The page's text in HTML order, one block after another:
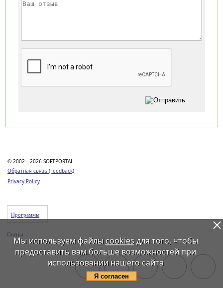
© 2002—2026 SOFTPORTAL
Обратная связь (Feedback)
Privacy Policy
Программы
Статьи
Мы используем файлы cookiesдля того, чтобы
предоставить вам больше возможностей при
использовании нашего сайта